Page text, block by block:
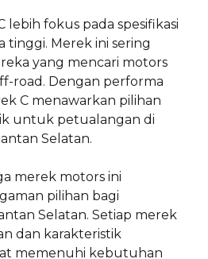
lebih fokus pada spesifikasi
tinggi. Merek ini sering
yang mencari motors
road. Dengan performa
C menawarkan pilihan
untuk petualangan di
Selatan.
merek motors ini
pilihan bagi
Selatan. Setiap merek
dan karakteristik
memenuhi kebutuhan